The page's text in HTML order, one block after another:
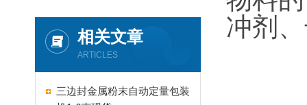
相关文章
ARTICLES
三边封金属粉末自动定量包装
冲剂